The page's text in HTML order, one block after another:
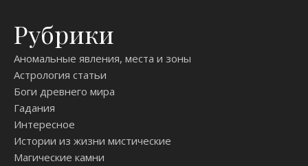
Рубрики
Аномальные явления, места и зоны
Астрология статьи
Боги древнего мира
Гадания
Интересное
Истории из жизни мистические
Магические камни